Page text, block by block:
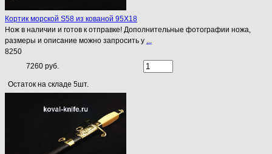
Кортик морской S58 из кованой 95Х18
Нож в наличии и готов к отправке! Дополнительные фотографии ножа,
размеры и описание можно запросить у ...
8250
7260 руб.
Остаток на складе 5шт.